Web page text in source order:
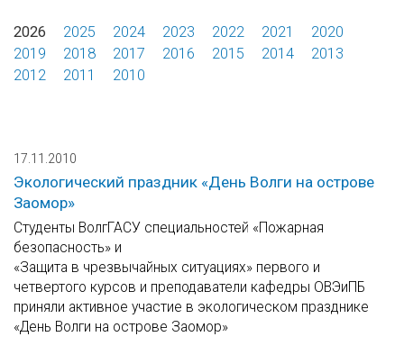
2026 2025 2024 2023 2022 2021
2020
2019
2018 2017 2016 2015 2014
2013
2012
2011 2010
17.11.2010
Экологический праздник «День Волги на острове
Заомор»
Cтуденты ВолгГАСУ специальностей «Пожарная
безопасность» и
«Защита в чрезвычайных ситуациях» первого и
четвертого курсов и преподаватели кафедры ОВЭиПБ
приняли активное участие в экологическом празднике
«День Волги на острове Заомор»